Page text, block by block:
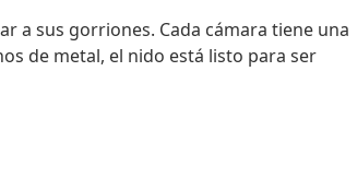
a sus gorriones. Cada cámara tiene una
de metal, el nido está listo para ser